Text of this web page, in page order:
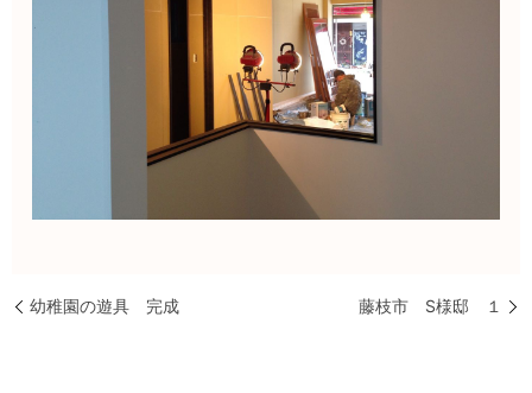
幼稚園の遊具 完成 藤枝市 S様邸 １